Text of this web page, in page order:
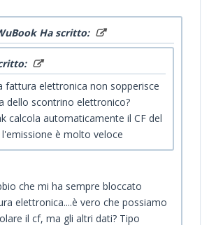
Ha scritto:
fattura elettronica non sopperisce
dello scontrino elettronico?
calcola automaticamente il CF del
è molto veloce
che mi ha sempre bloccato
elettronica....è vero che possiamo
il cf, ma gli altri dati? Tipo